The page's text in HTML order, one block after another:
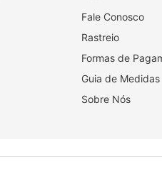
Fale Conosco
Rastreio
Formas de
Guia de Medidas
Sobre Nós